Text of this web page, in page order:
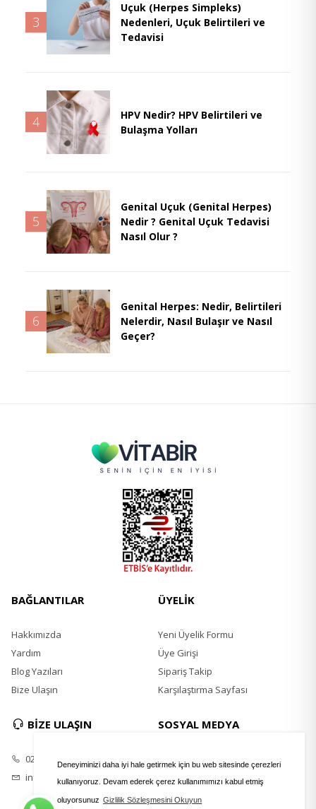
Deneyiminizi daha iyi hale getirmek için bu web sitesinde çerezleri
kullanıyoruz. Devam ederek çerez kullanımımızı kabul etmiş
oluyorsunuz Gizlilik Sözleşmesini Okuyun
3
Uçuk (Herpes Simpleks)
Nedenleri, Uçuk Belirtileri ve
Tedavisi
4
HPV Nedir? HPV Belirtileri ve
Bulaşma Yolları
5
Genital Uçuk (Genital Herpes)
Nedir ? Genital Uçuk Tedavisi
Nasıl Olur ?
6
Genital Herpes: Nedir, Belirtileri
Nelerdir, Nasıl Bulaşır ve Nasıl
Geçer?
BAĞLANTILAR
Hakkımızda
Yardım
Blog Yazıları
Bize Ulaşın
ÜYELİK
Yeni Üyelik Formu
Üye Girişi
Sipariş Takip
Karşılaştırma Sayfası
BİZE ULAŞIN
0242 247 47 37
info@vitabir.com
SOSYAL MEDYA
Instagram